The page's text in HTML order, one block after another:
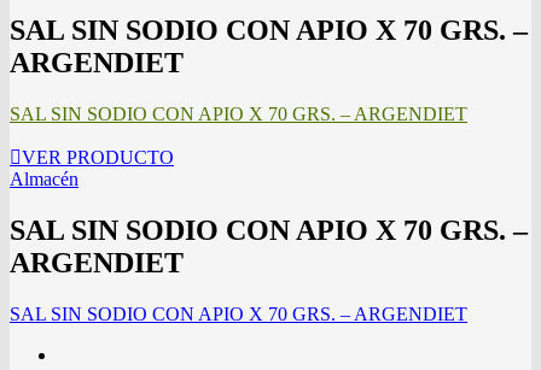
SAL SIN SODIO CON APIO X 70 GRS. –
ARGENDIET
SAL SIN SODIO CON APIO X 70 GRS. – ARGENDIET
VER PRODUCTO
Almacén
SAL SIN SODIO CON APIO X 70 GRS. –
ARGENDIET
SAL SIN SODIO CON APIO X 70 GRS. – ARGENDIET